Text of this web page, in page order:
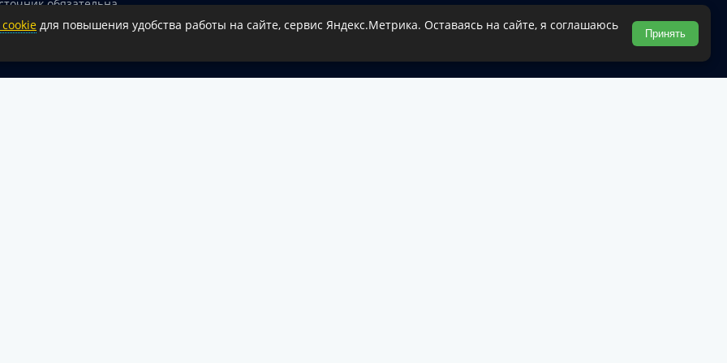
обязательна.
на официальный интернет-портал администрации Туапсинского муниципального округа.
для повышения удобства работы на сайте, сервис Яндекс.Метрика. Оставаясь на сайте, я соглашаюсь
Принять